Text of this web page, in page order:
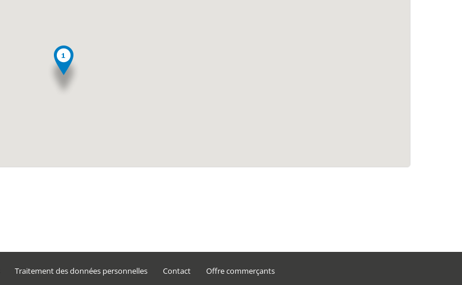
Traitement des données personnelles Contact Offre commerçants